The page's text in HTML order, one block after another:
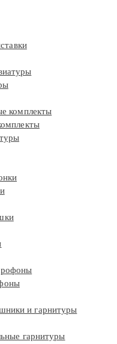
комплекты
и гарнитуры
гарнитуры